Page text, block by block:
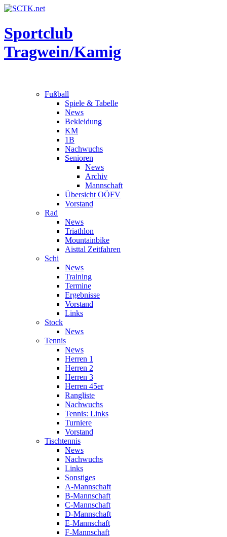
Sportclub
Tragwein/Kamig
Fußball
Spiele & Tabelle
News
Bekleidung
KM
1B
Nachwuchs
Senioren
News
Archiv
Mannschaft
Übersicht OÖFV
Vorstand
Rad
News
Triathlon
Mountainbike
Aisttal Zeitfahren
Schi
News
Training
Termine
Ergebnisse
Vorstand
Links
Stock
News
Tennis
News
Herren 1
Herren 2
Herren 3
Herren 45er
Rangliste
Nachwuchs
Tennis: Links
Turniere
Vorstand
Tischtennis
News
Nachwuchs
Links
Sonstiges
A-Mannschaft
B-Mannschaft
C-Mannschaft
D-Mannschaft
E-Mannschaft
F-Mannschaft